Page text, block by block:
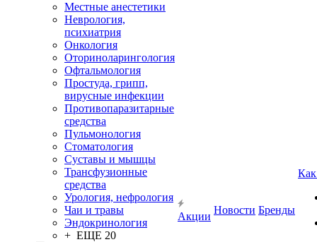
Местные анестетики
Неврология,
психиатрия
Онкология
Оториноларингология
Офтальмология
Простуда, грипп,
вирусные инфекции
Противопаразитарные
средства
Пульмонология
Стоматология
Суставы и мышцы
Трансфузионные
средства
Урология, нефрология
Чаи и травы
Эндокринология
+ ЕЩЕ 20
Акции
Новости Бренды